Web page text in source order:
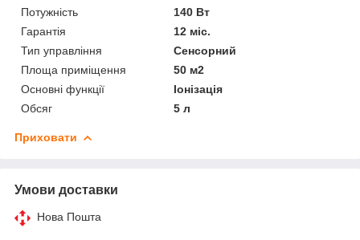
Потужність
140 Вт
Гарантія
12 міс.
Тип управління
Сенсорний
Площа приміщення
50 м2
Основні функції
Іонізація
Обсяг
5 л
Приховати
Умови доставки
Нова Пошта